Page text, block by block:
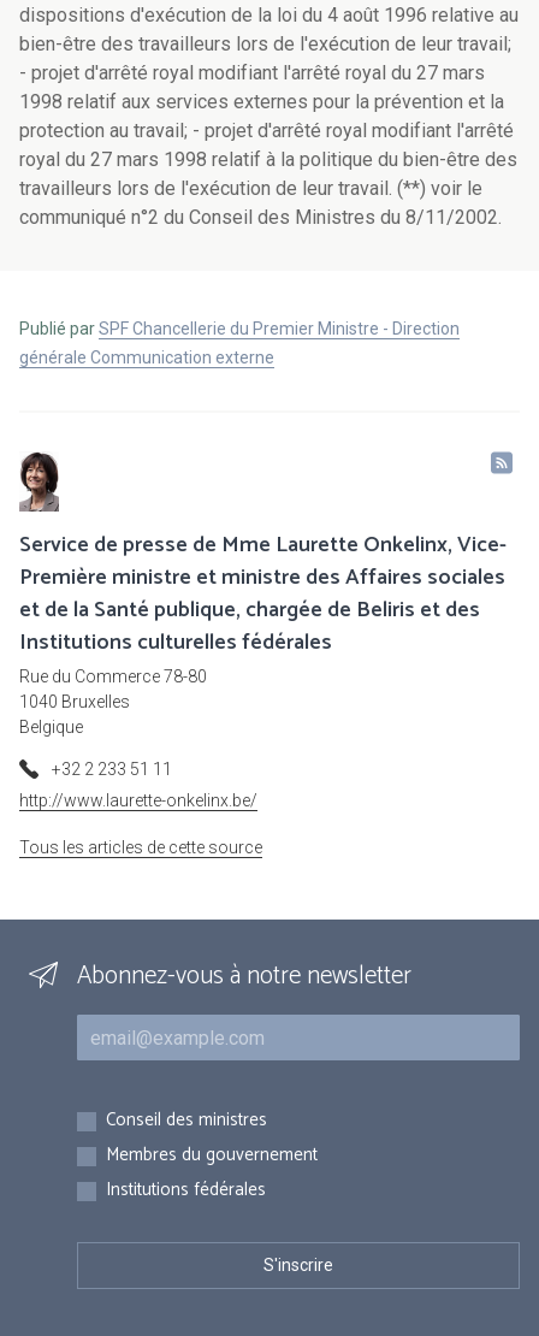
dispositions d'exécution de la loi du 4 août 1996 relative au
bien-être des travailleurs lors de l'exécution de leur travail;
- projet d'arrêté royal modifiant l'arrêté royal du 27 mars
1998 relatif aux services externes pour la prévention et la
protection au travail; - projet d'arrêté royal modifiant l'arrêté
royal du 27 mars 1998 relatif à la politique du bien-être des
travailleurs lors de l'exécution de leur travail. (**) voir le
communiqué n°2 du Conseil des Ministres du 8/11/2002.
Publié parSPF Chancellerie du Premier Ministre - Direction
générale Communication externe
Service de presse de Mme Laurette Onkelinx, Vice-
Première ministre et ministre des Affaires sociales
et de la Santé publique, chargée de Beliris et des
Institutions culturelles fédérales
Rue du Commerce 78-80
1040 Bruxelles
Belgique
+32 2 233 51 11
http://www.laurette-onkelinx.be/
Tous les articles de cette source
Abonnez-vous à notre newsletter
Courriel
Inscriptions
Conseil des ministres
Membres du gouvernement
Institutions fédérales